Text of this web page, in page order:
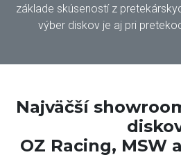
základe skúseností z
výber diskov je aj pri
Najväčší
OZ Racing, MSW